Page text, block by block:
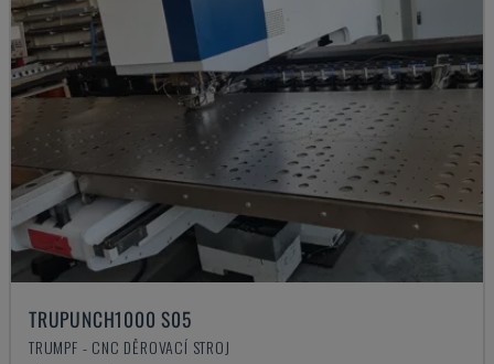
TRUPUNCH1000 S05
TRUMPF - CNC DĚROVACÍ STROJ